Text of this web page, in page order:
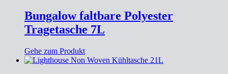
Bungalow faltbare Polyester
Tragetasche 7L
Gehe zum Produkt